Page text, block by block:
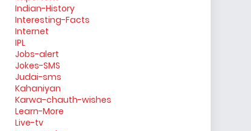
Indian-History
Interesting-Facts
Internet
IPL
Jobs-alert
Jokes-SMS
Judai-sms
Kahaniyan
Karwa-chauth-wishes
Learn-More
Live-tv